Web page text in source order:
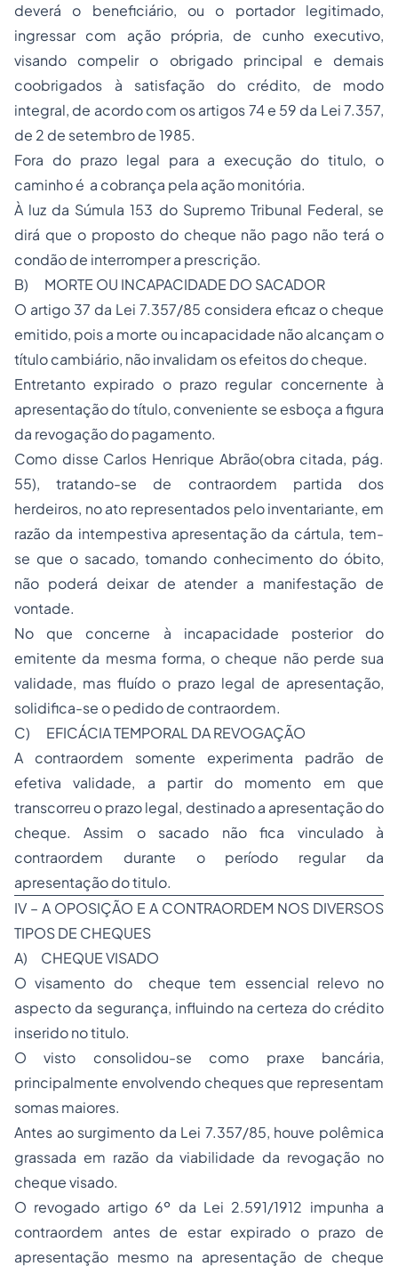
deverá o beneficiário, ou o portador legitimado,
ingressar com ação própria, de cunho executivo,
visando compelir o obrigado principal e demais
coobrigados à satisfação do crédito, de modo
integral, de acordo com os artigos 74 e 59 da Lei 7.357,
de 2 de setembro de 1985.
Fora do prazo legal para a execução do titulo, o
caminho é a cobrança pela ação monitória.
À luz da Súmula 153 do Supremo Tribunal Federal, se
dirá que o proposto do cheque não pago não terá o
condão de interromper a prescrição.
B) MORTE OU INCAPACIDADE DO SACADOR
O artigo 37 da Lei 7.357/85 considera eficaz o cheque
emitido, pois a morte ou incapacidade não alcançam o
título cambiário, não invalidam os efeitos do cheque.
Entretanto expirado o prazo regular concernente à
apresentação do título, conveniente se esboça a figura
da revogação do pagamento.
Como disse Carlos Henrique Abrão(obra citada, pág.
55), tratando-se de contraordem partida dos
herdeiros, no ato representados pelo inventariante, em
razão da intempestiva apresentação da cártula, tem-
se que o sacado, tomando conhecimento do óbito,
não poderá deixar de atender a manifestação de
vontade.
No que concerne à incapacidade posterior do
emitente da mesma forma, o cheque não perde sua
validade, mas fluído o prazo legal de apresentação,
solidifica-se o pedido de contraordem.
C) EFICÁCIA TEMPORAL DA REVOGAÇÃO
A contraordem somente experimenta padrão de
efetiva validade, a partir do momento em que
transcorreu o prazo legal, destinado a apresentação do
cheque. Assim o sacado não fica vinculado à
contraordem durante o período regular da
apresentação do titulo.
IV – A OPOSIÇÃO E A CONTRAORDEM NOS DIVERSOS
TIPOS DE CHEQUES
A) CHEQUE VISADO
O visamento do cheque tem essencial relevo no
aspecto da segurança, influindo na certeza do crédito
inserido no titulo.
O visto consolidou-se como praxe bancária,
principalmente envolvendo cheques que representam
somas maiores.
Antes ao surgimento da Lei 7.357/85, houve polêmica
grassada em razão da viabilidade da revogação no
cheque visado.
O revogado artigo 6º da Lei 2.591/1912 impunha a
contraordem antes de estar expirado o prazo de
apresentação mesmo na apresentação de cheque